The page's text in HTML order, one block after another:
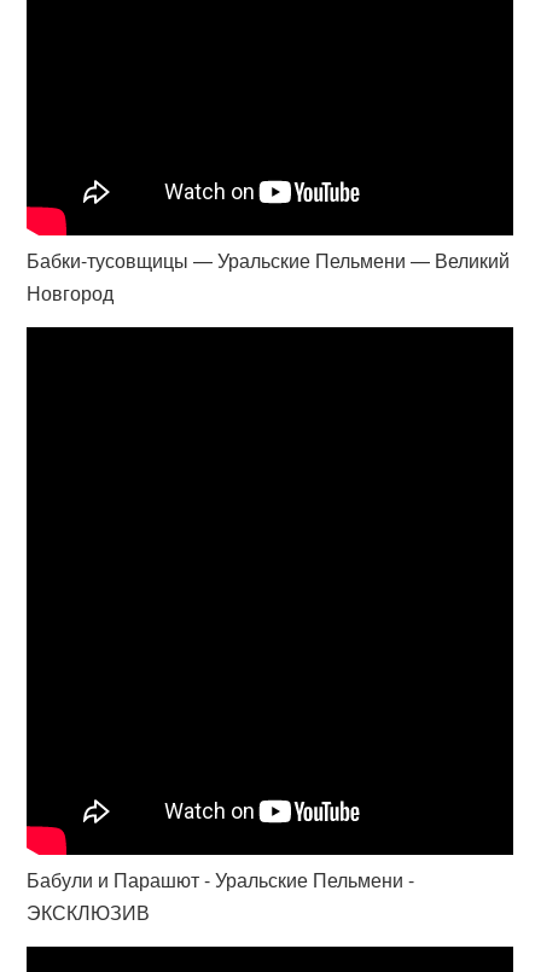
Бабки-тусовщицы — Уральские Пельмени — Великий
Новгород
Бабули и Парашют - Уральские Пельмени -
ЭКСКЛЮЗИВ